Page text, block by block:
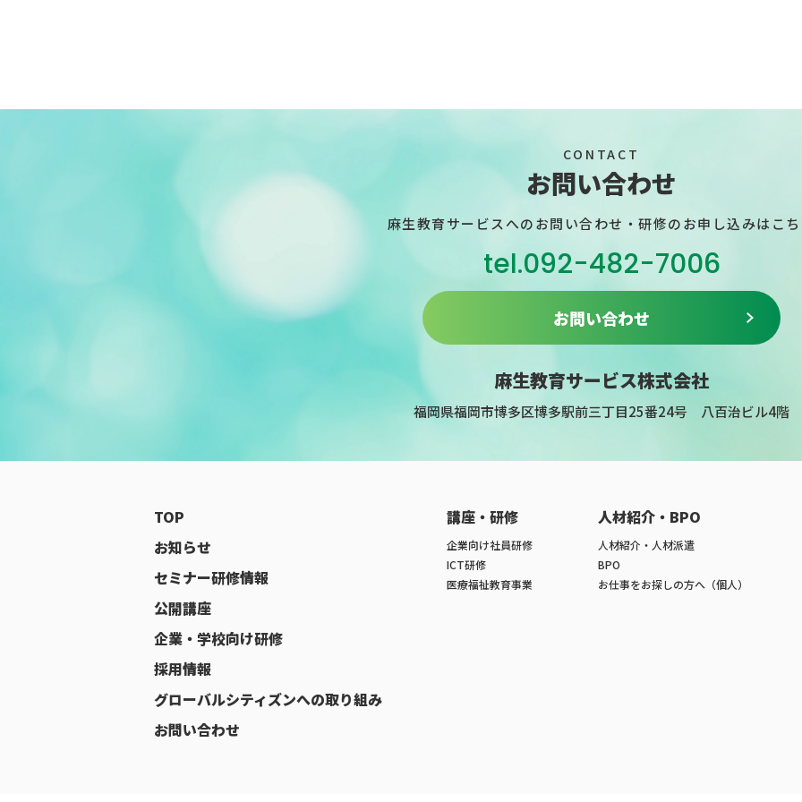
CONTACT
お問い合わせ
麻生教育サービスへのお問い合わせ・研修のお申し込みはこ
tel.092-482-7006
お問い合わせ
麻生教育サービス株式会社
福岡県福岡市博多区博多駅前三丁目25番24号 八百治ビル4階
TOP
お知らせ
セミナー研修情報
公開講座
企業・学校向け研修
採用情報
グローバルシティズンへの取り組み
お問い合わせ
講座・研修
企業向け社員研修
ICT研修
医療福祉教育事業
人材紹介・BPO
人材紹介・人材派遣
BPO
お仕事をお探しの方へ（個人）